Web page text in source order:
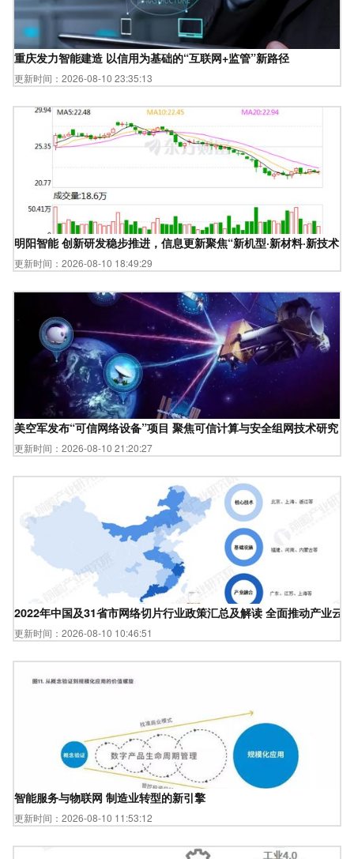
重庆发力智能建造 以信用为基础的“互联网+监管”新路径
更新时间：2026-08-10 23:35:13
明阳智能 创新研发稳步推进，信息更新聚焦“新机型·新材料·新技术”
更新时间：2026-08-10 18:49:29
美空军发布“可信网络设备”项目 聚焦可信计算与安全组网技术研究
更新时间：2026-08-10 21:20:27
2022年中国及31省市网络切片行业政策汇总及解读 全面推动产业云
更新时间：2026-08-10 10:46:51
智能服务与物联网 制造业转型的新引擎
更新时间：2026-08-10 11:53:12